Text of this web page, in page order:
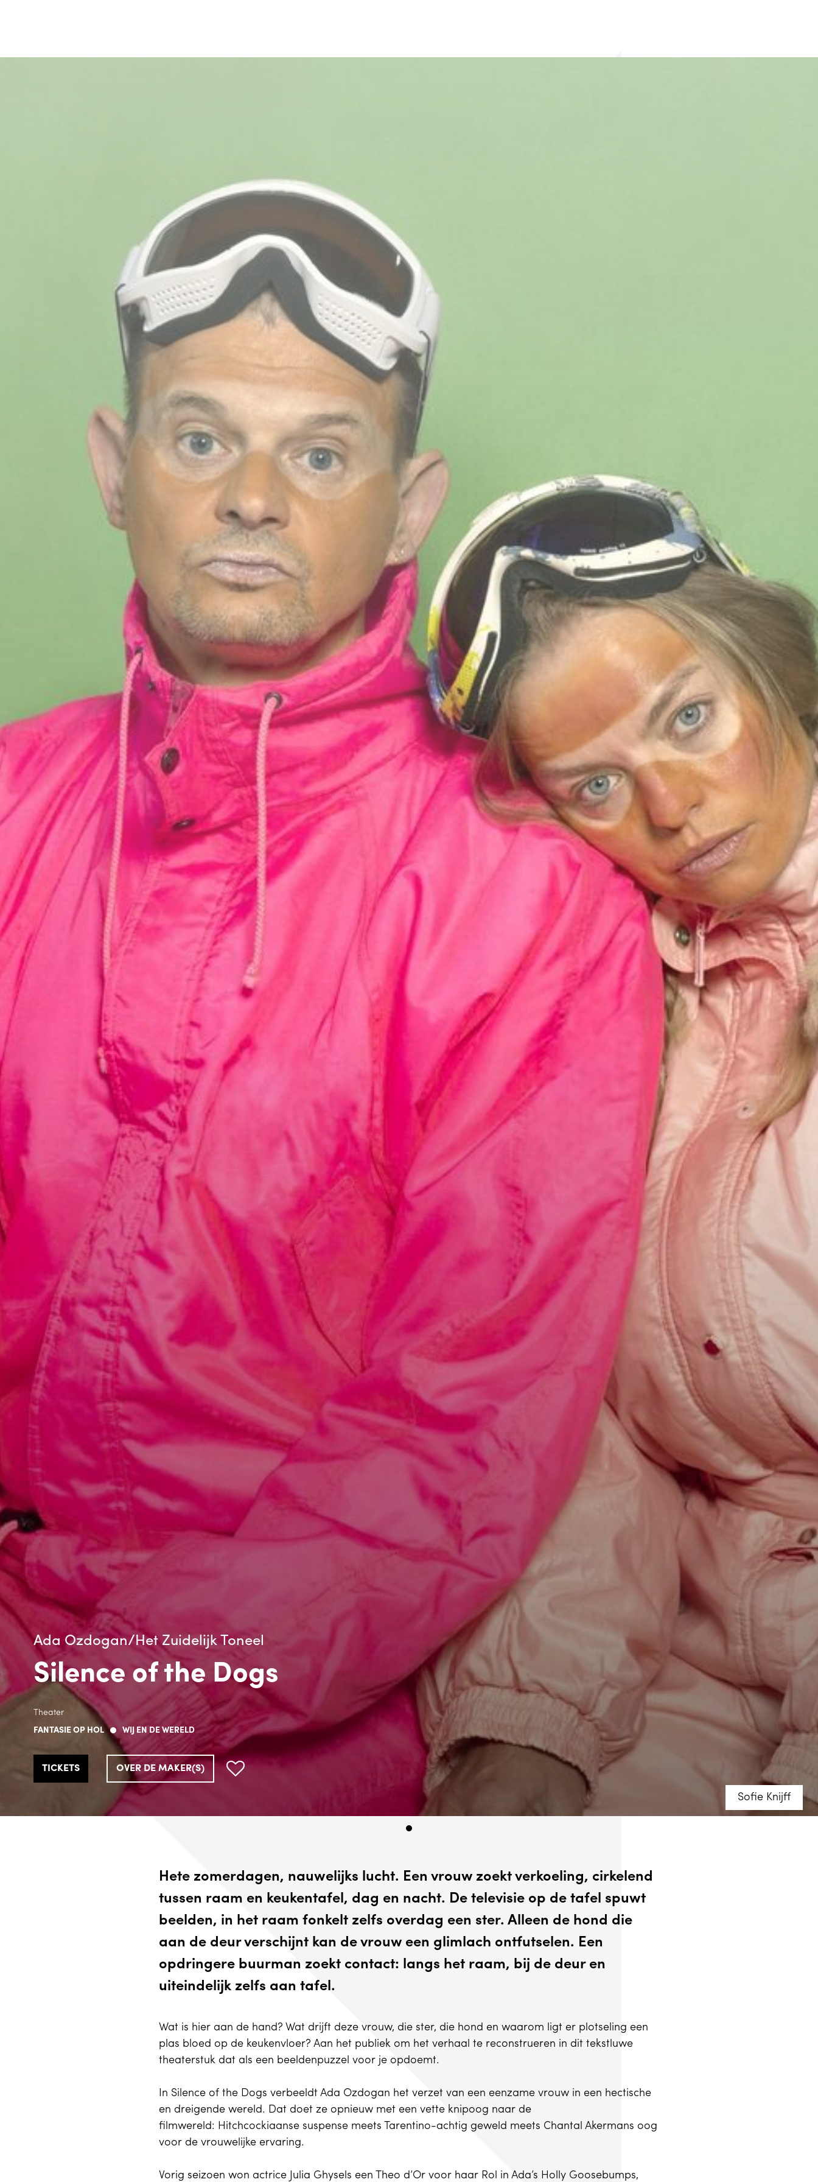
Silence of the Dogs
Ada Ozdogan/Het Zuidelijk Toneel
Theater
FANTASIE OP HOL
WIJ EN DE WERELD
TICKETS OVER DE MAKER(S)
Sofie Knijff
Hete zomerdagen, nauwelijks lucht. Een vrouw zoekt verkoeling, cirkelend
tussen raam en keukentafel, dag en nacht. De televisie op de tafel spuwt
beelden, in het raam fonkelt zelfs overdag een ster. Alleen de hond die
aan de deur verschijnt kan de vrouw een glimlach ontfutselen. Een
opdringere buurman zoekt contact: langs het raam, bij de deur en
uiteindelijk zelfs aan tafel.
Wat is hier aan de hand? Wat drijft deze vrouw, die ster, die hond en waarom ligt er plotseling een
plas bloed op de keukenvloer? Aan het publiek om het verhaal te reconstrueren in dit tekstluwe
theaterstuk dat als een beeldenpuzzel voor je opdoemt.
In Silence of the Dogs verbeeldt Ada Ozdogan het verzet van een eenzame vrouw in een hectische
en dreigende wereld. Dat doet ze opnieuw met een vette knipoog naar de
filmwereld: Hitchcockiaanse suspense meets Tarentino-achtig geweld meets Chantal Akermans oog
voor de vrouwelijke ervaring.
Vorig seizoen won actrice Julia Ghysels een Theo d’Or voor haar Rol in Ada’s Holly Goosebumps,